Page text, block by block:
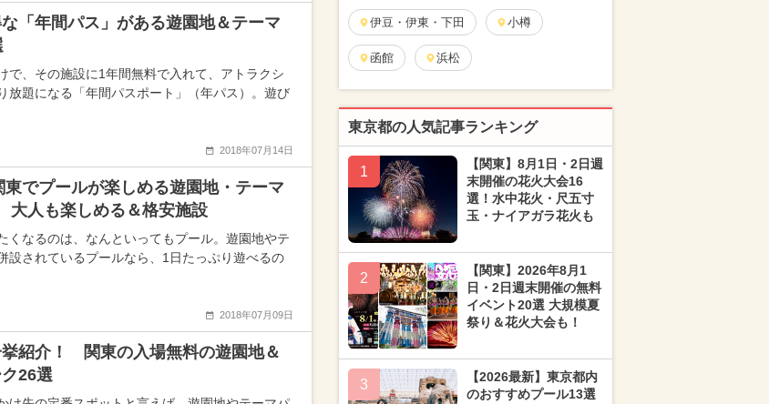
「年間パス」がある遊園地＆テーマ
で、その施設に1年間無料で入れて、アトラクシ
放題になる「年間パスポート」（年パス）。遊び
2018年07月14日
東でプールが楽しめる遊園地・テーマ
人も楽しめる＆格安施設
くなるのは、なんといってもプール。遊園地やテ
設されているプールなら、1日たっぷり遊べるの
2018年07月09日
紹介！ 関東の入場無料の遊園地＆
26選
伊豆・伊東・下田 小樽
函館 浜松
東京都の人気記事ランキング
1
【関東】8月1日・2日週
末開催の花火大会16
選！水中花火・尺五寸
玉・ナイアガラ花火も
2
【関東】2026年8月1
日・2日週末開催の無料
イベント20選 大規模夏
祭り＆花火大会も！
3
【2026最新】東京都内
のおすすめプール13選